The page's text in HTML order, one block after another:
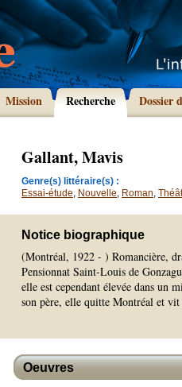
Mission Recherche Dossier
Gallant, Mavis
Genre(s) littéraire(s) :
Essai-étude, Nouvelle, Roman,
Notice biographique
(Montréal, 1922 - ) Romancière,
Pensionnat Saint-Louis de
elle est cependant élevée dans un
son père, elle quitte Montréal et vit
Oeuvres